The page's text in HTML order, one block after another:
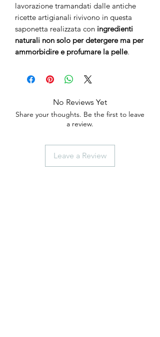
lavorazione tramandati dalle antiche
ricette artigianali rivivono in questa
saponetta realizzata con ingredienti
naturali non solo per detergere ma per
ammorbidire e profumare la pelle.
No Reviews Yet
Share your thoughts. Be the first to leave
a review.
Leave a Review